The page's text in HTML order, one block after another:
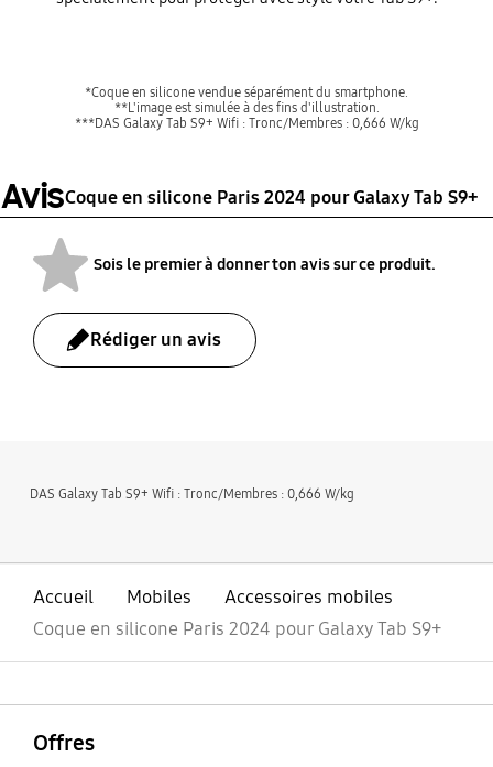
*Coque en silicone vendue séparément du smartphone.
**L'image est simulée à des fins d'illustration.
***DAS Galaxy Tab S9+ Wifi : Tronc/Membres : 0,666 W/kg
AvisCoque en silicone Paris 2024 pour Galaxy Tab S9+
Sois le premier à donner ton avis sur ce produit.
Rédiger un avis
DAS Galaxy Tab S9+ Wifi : Tronc/Membres : 0,666 W/kg
Accueil Mobiles
Accessoires mobiles
Coque en silicone Paris 2024 pour Galaxy Tab S9+
Offres